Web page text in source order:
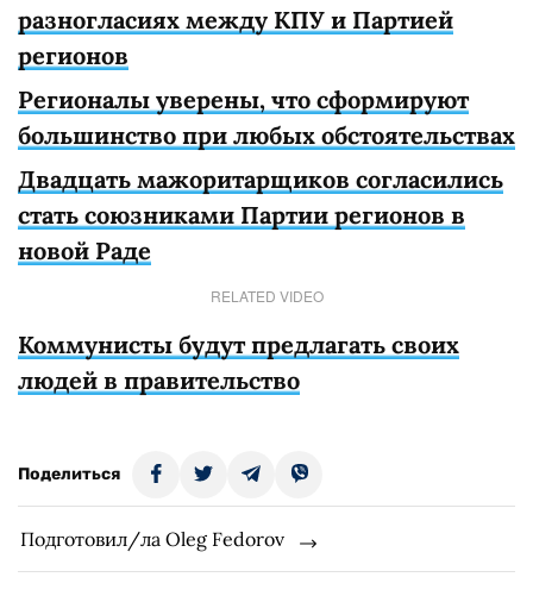
разногласиях между КПУ и Партией
регионов
Регионалы уверены, что сформируют
большинство при любых обстоятельствах
Двадцать мажоритарщиков согласились
стать союзниками Партии регионов в
новой Раде
RELATED VIDEO
Коммунисты будут предлагать своих
людей в правительство
Поделиться
Подготовил/ла Oleg Fedorov